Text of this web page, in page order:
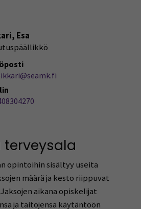
Esa
opintoihin sisältyy useita
määrä ja kesto riippuvat
aikana opiskelijat
ja taitojensa käytäntöön